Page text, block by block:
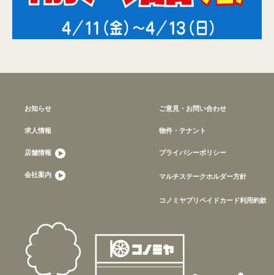
お知らせ
求人情報
店舗情報
会社案内
ご意見・お問い合わせ
物件・テナント
プライバシーポリシー
マルチステークホルダー方針
コノミヤプリペイドカード利用約款